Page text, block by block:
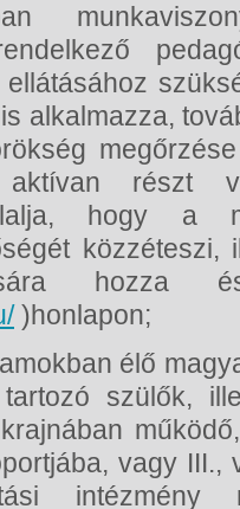
alkalmazza,
aktívan részt
hogy a
közzéteszi,
)honlapon;
élő
szülők,
vagy III.,